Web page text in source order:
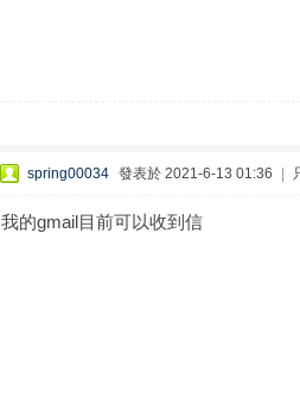
spring00034 發表於 2021-6-13 01:36
我的gmail目前可以收到信